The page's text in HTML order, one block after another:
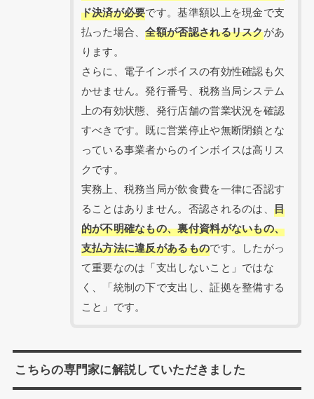
ド決済が必要です。基準額以上を現金で支
払った場合、全額が否認されるリスクがあ
ります。
さらに、電子インボイスの有効性確認も欠
かせません。発行番号、税務当局システム
上の有効状態、発行店舗の営業状況を確認
すべきです。既に営業停止や無断閉鎖とな
っている事業者からのインボイスは高リス
クです。
実務上、税務当局が飲食費を一律に否認す
ることはありません。否認されるのは、目
的が不明確なもの、裏付資料がないもの、
支払方法に違反があるものです。したがっ
て重要なのは「支出しないこと」ではな
く、「統制の下で支出し、証拠を整備する
こと」です。
こちらの専門家に解説していただきました